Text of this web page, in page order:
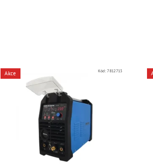
Akce Kód:7812713